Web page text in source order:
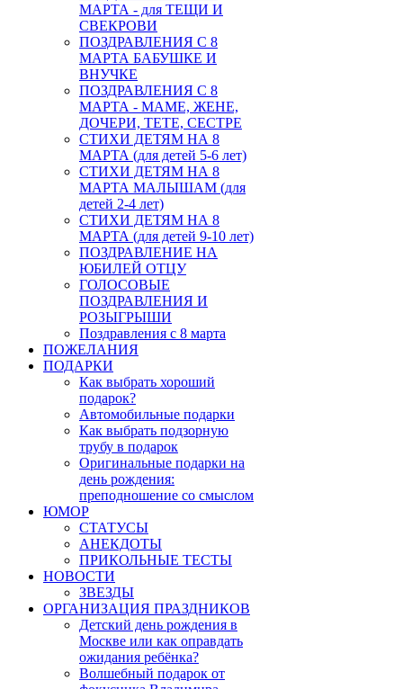
МАРТА - для ТЕЩИ И
СВЕКРОВИ
ПОЗДРАВЛЕНИЯ С 8
МАРТА БАБУШКЕ И
ВНУЧКЕ
ПОЗДРАВЛЕНИЯ С 8
МАРТА - МАМЕ, ЖЕНЕ,
ДОЧЕРИ, ТЕТЕ, СЕСТРЕ
СТИХИ ДЕТЯМ НА 8
МАРТА (для детей 5-6 лет)
СТИХИ ДЕТЯМ НА 8
МАРТА МАЛЫШАМ (для
детей 2-4 лет)
СТИХИ ДЕТЯМ НА 8
МАРТА (для детей 9-10 лет)
ПОЗДРАВЛЕНИЕ НА
ЮБИЛЕЙ ОТЦУ
ГОЛОСОВЫЕ
ПОЗДРАВЛЕНИЯ И
РОЗЫГРЫШИ
Поздравления с 8 марта
ПОЖЕЛАНИЯ
ПОДАРКИ
Как выбрать хороший
подарок?
Автомобильные подарки
Как выбрать подзорную
трубу в подарок
Оригинальные подарки на
день рождения:
преподношение со смыслом
ЮМОР
СТАТУСЫ
АНЕКДОТЫ
ПРИКОЛЬНЫЕ ТЕСТЫ
НОВОСТИ
ЗВЕЗДЫ
ОРГАНИЗАЦИЯ ПРАЗДНИКОВ
Детский день рождения в
Москве или как оправдать
ожидания ребёнка?
Волшебный подарок от